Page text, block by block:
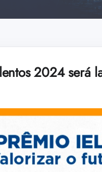
2024 será